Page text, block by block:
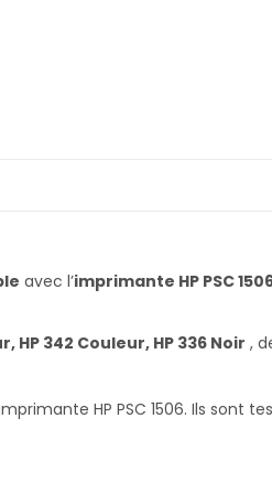
avec l’imprimante HP PSC
HP 342 Couleur, HP 336 Noir ,
HP PSC 1506. Ils sont